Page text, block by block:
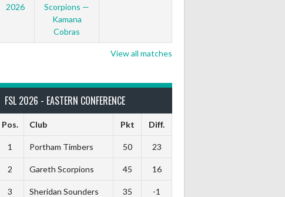
2026
Scorpions —
Kamana
Cobras
View all matches
FSL 2026 - EASTERN CONFERENCE
Pos. Club Pkt Diff.
1 Portham Timbers 50 23
2 Gareth Scorpions 45 16
3 Sheridan Sounders 35 -1